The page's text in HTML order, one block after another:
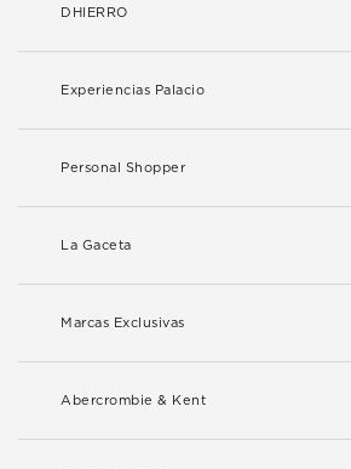
DHIERRO
Experiencias Palacio
Personal Shopper
La Gaceta
Marcas Exclusivas
Abercrombie & Kent